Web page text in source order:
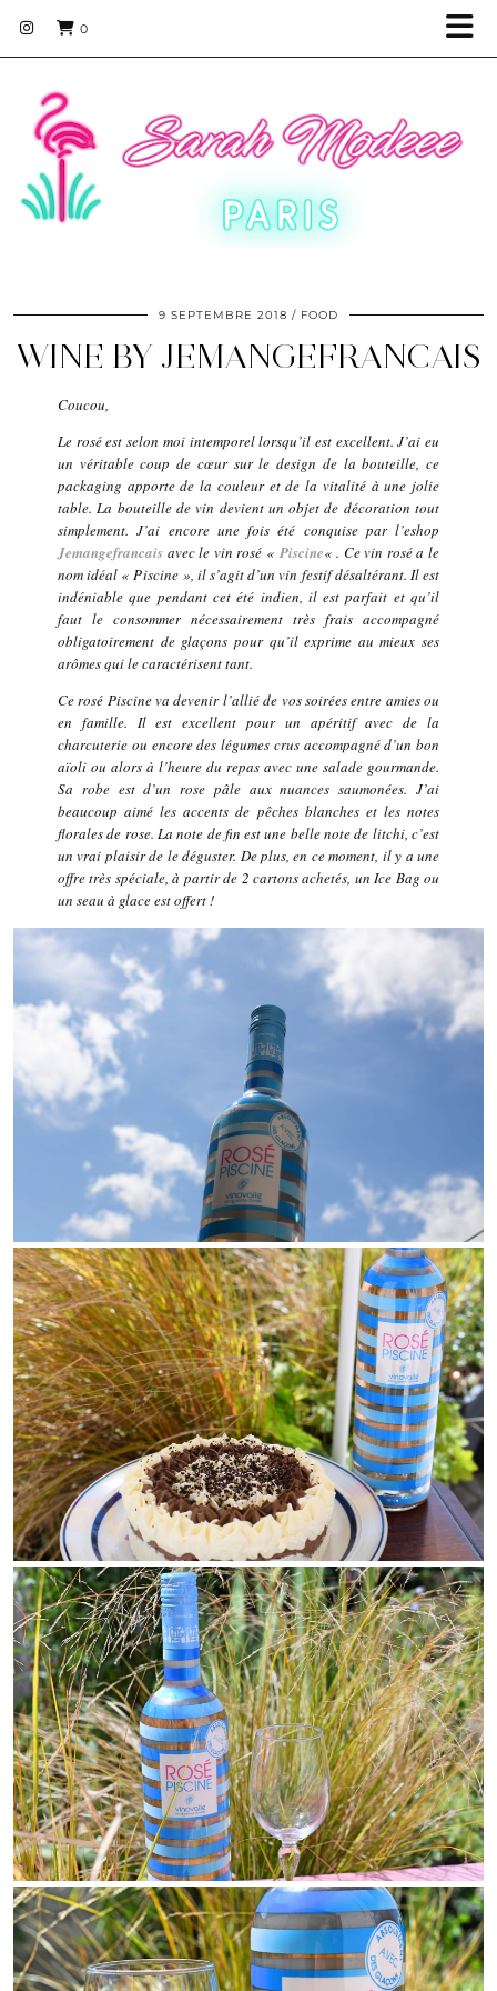
0
9 SEPTEMBRE 2018 FOOD
WINE BY JEMANGEFRANCAIS
Coucou,
Le rosé est selon moi intemporel lorsqu’il est excellent. J’ai eu
un véritable coup de cœur sur le design de la bouteille, ce
packaging apporte de la couleur et de la vitalité à une jolie
table. La bouteille de vin devient un objet de décoration tout
simplement. J’ai encore une fois été conquise par l’eshop
Jemangefrancais avec le vin rosé « Piscine« . Ce vin rosé a le
nom idéal « Piscine », il s’agit d’un vin festif désaltérant. Il est
indéniable que pendant cet été indien, il est parfait et qu’il
faut le consommer nécessairement très frais accompagné
obligatoirement de glaçons pour qu’il exprime au mieux ses
arômes qui le caractérisent tant.
Ce rosé Piscine va devenir l’allié de vos soirées entre amies ou
en famille. Il est excellent pour un apéritif avec de la
charcuterie ou encore des légumes crus accompagné d’un bon
aïoli ou alors à l’heure du repas avec une salade gourmande.
Sa robe est d’un rose pâle aux nuances saumonées. J’ai
beaucoup aimé les accents de pêches blanches et les notes
florales de rose. La note de fin est une belle note de litchi, c’est
un vrai plaisir de le déguster. De plus, en ce moment, il y a une
offre très spéciale, à partir de 2 cartons achetés, un Ice Bag ou
un seau à glace est offert !